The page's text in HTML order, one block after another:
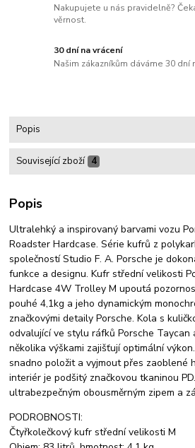
Nakupujete u nás pravidelně?
věrnost.
30 dní na vrácení
Našim zákazníkům dáváme 30 dní
Popis
Související zboží 4
Popis
Ultralehký a inspirovaný barvami vozu
Roadster Hardcase. Série kufrů z
společností Studio F. A. Porsche je
funkce a designu. Kufr střední velikosti
Hardcase 4W Trolley M upoutá
pouhé 4,1kg a jeho dynamickým
značkovými detaily Porsche. Kola s
odvalující ve stylu ráfků Porsche Taycan
několika výškami zajišťují optimální
snadno položit a vyjmout přes zaoblené
interiér je podšitý značkovou tkaninou
ultrabezpečným obousměrným zipem a
PODROBNOSTI:
Čtyřkolečkový kufr střední velikosti M